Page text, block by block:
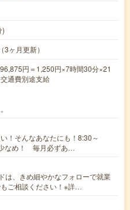
)
ヶ月更新）
円＝1,250円×7時間30分×21
通費別途支給
！そんなあなたにも！8:30～
なめ！ 毎月必ずあ…
は、きめ細やかなフォローで就業
ご相談ください！※詳…